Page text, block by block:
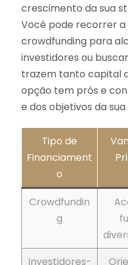
crescimento da sua
Você pode recorrer
crowdfunding para
investidores ou
trazem tanto capital
opção tem prós e
e dos objetivos da
Tipo de
Financiament
o
Crowdfundin
g
Investidores-